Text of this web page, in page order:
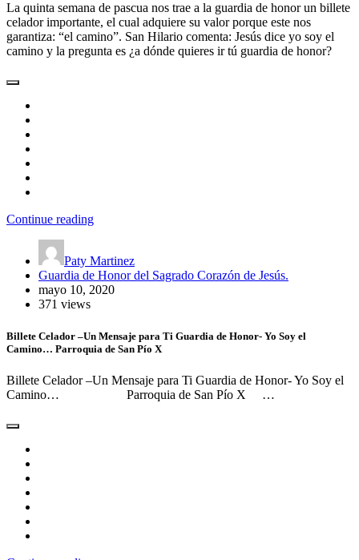
La quinta semana de pascua nos trae a la guardia de honor un billete
celador importante, el cual adquiere su valor porque este nos
garantiza: “el camino”. San Hilario comenta: Jesús dice yo soy el
camino y la pregunta es ¿a dónde quieres ir tú guardia de honor?
Continue reading
Paty Martinez
Guardia de Honor del Sagrado Corazón de Jesús.
mayo 10, 2020
371 views
Billete Celador –Un Mensaje para Ti Guardia de Honor- Yo Soy el
Camino… Parroquia de San Pío X
Billete Celador –Un Mensaje para Ti Guardia de Honor- Yo Soy el
Camino… Parroquia de San Pío X …